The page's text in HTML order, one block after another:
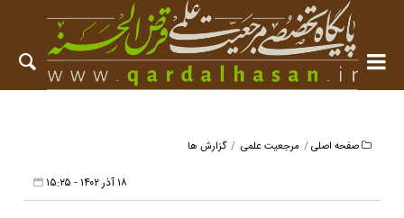
صفحه اصلی مرجعیت علمی گزارش ها
۱۸ آذر ۱۴۰۲ - ۱۵:۲۵